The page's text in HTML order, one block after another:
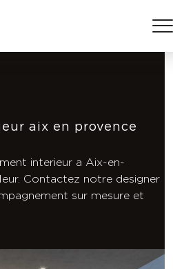
aix en provence
interieur a Aix-en-
Contactez notre designer
sur mesure et